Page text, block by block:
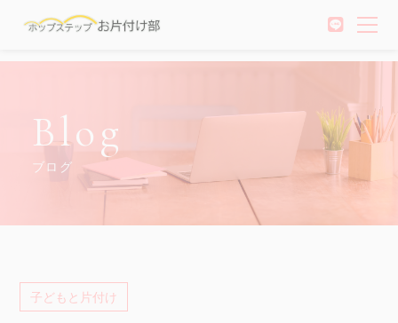
Blog
ブログ
子どもと片付け